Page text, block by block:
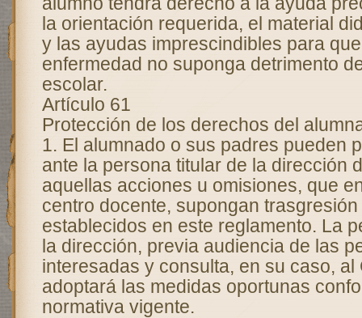
la orientación requerida, el material
y las ayudas imprescindibles para
enfermedad no suponga detrimento
escolar.
Artículo 61
Protección de los derechos del
1. El alumnado o sus padres pueden
ante la persona titular de la dirección
aquellas acciones u omisiones, que
centro docente, supongan
establecidos en este reglamento. La
la dirección, previa audiencia de las
interesadas y consulta, en su caso, al
adoptará las medidas oportunas
normativa vigente.